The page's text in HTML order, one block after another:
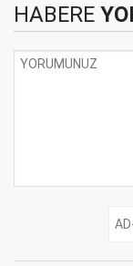
HABERE